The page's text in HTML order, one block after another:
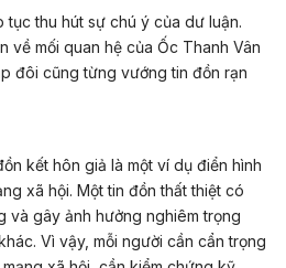
tục thu hút sự chú ý của dư luận.
về mối quan hệ của Ốc Thanh Vân
đôi cũng từng vướng tin đồn rạn
kết hôn giả là một ví dụ điển hình
xã hội. Một tin đồn thất thiệt có
và gây ảnh hưởng nghiêm trọng
Vì vậy, mỗi người cần cẩn trọng